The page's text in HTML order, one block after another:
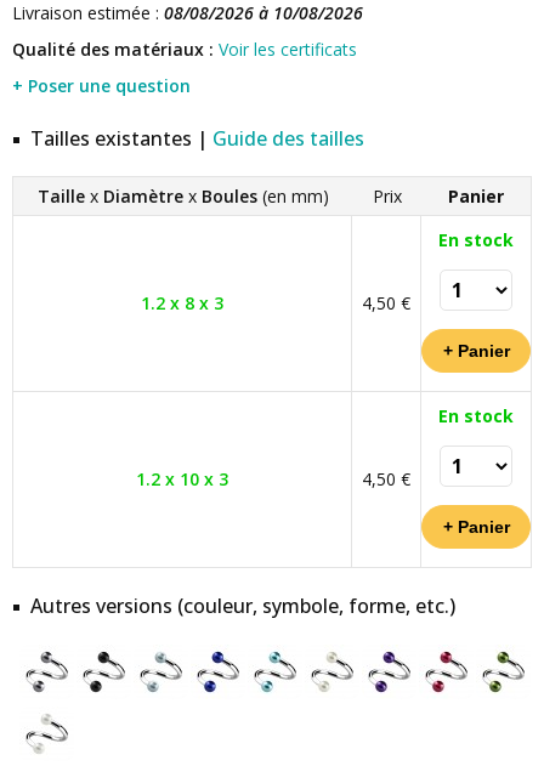
Livraison estimée : 08/08/2026 à 10/08/2026
Qualité des matériaux : Voir les certificats
+ Poser une question
Tailles existantes | Guide des tailles
Taille x Diamètre x Boules (en mm) Prix Panier
1.2 x 8 x 3 4,50 €
En stock
1.2 x 10 x 3 4,50 €
En stock
Autres versions (couleur, symbole, forme, etc.)